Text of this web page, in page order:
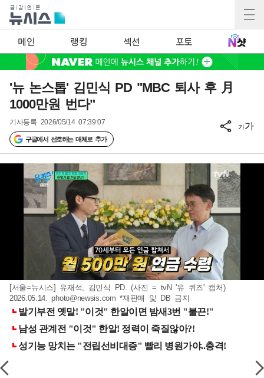
메인 랭킹 섹션 포토
'뉴 논스톱' 김민식 PD "MBC 퇴사 후 月
1000만원 번다"
기사등록 2026/05/14 07:39:07
구글에서 선호하는 매체로 추가
가가
[서울=뉴시스] 유재석, 김민식 PD. (사진 = tvN '유 퀴즈' 캡처)
2026.05.14.photo@newsis.com *재판매 및 DB 금지